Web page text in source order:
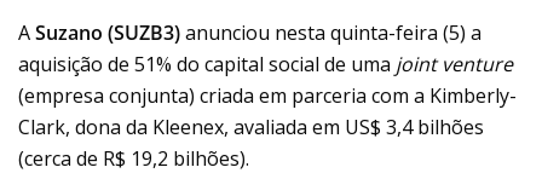
ASuzano (SUZB3)anunciou nesta quinta-feira (5) a
aquisição de 51% do capital social de uma joint venture
(empresa conjunta) criada em parceria com a Kimberly-
Clark, dona da Kleenex, avaliada em US$ 3,4 bilhões
(cerca de R$ 19,2 bilhões).